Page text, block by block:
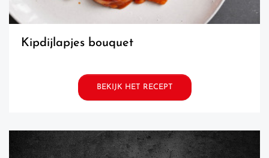
kipdijlapjes bouquet
BEKIJK HET RECEPT